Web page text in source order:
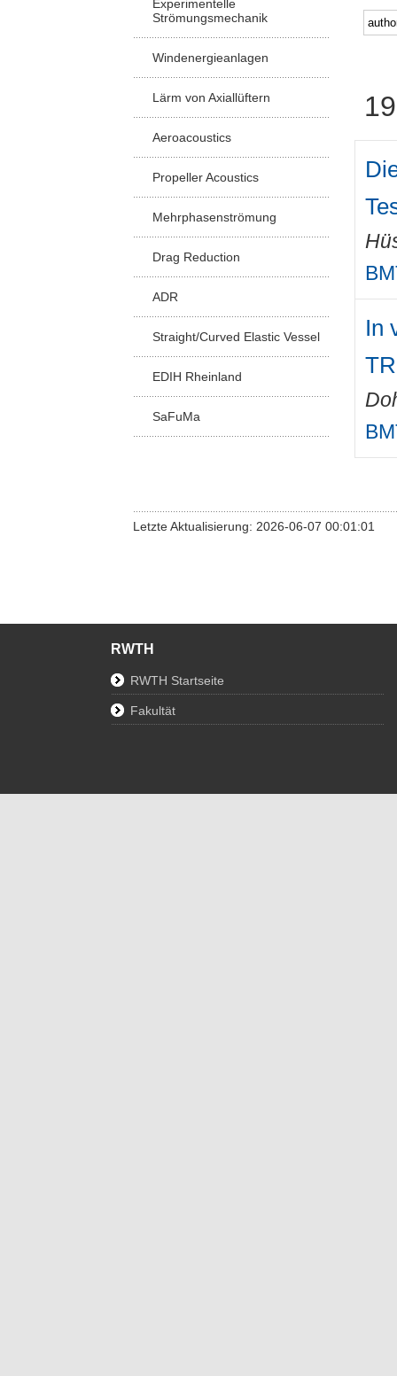
Experimentelle
Strömungsmechanik
Windenergieanlagen
Lärm von Axiallüftern
Aeroacoustics
Propeller Acoustics
Mehrphasenströmung
Drag Reduction
ADR
Straight/Curved Elastic Vessel
EDIH Rheinland
SaFuMa
In
Letzte Aktualisierung: 2026-06-07 00:01:01
RWTH
RWTH Startseite
Fakultät